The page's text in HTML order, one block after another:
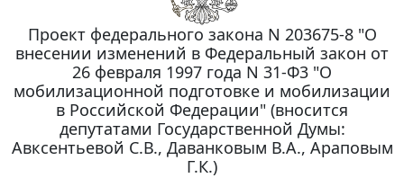
Проект федерального закона N 203675-8 "О
внесении изменений в Федеральный закон от
26 февраля 1997 года N 31-Ф3 "О
мобилизационной подготовке и мобилизации
в Российской Федерации" (вносится
депутатами Государственной Думы:
Авксентьевой С.В., Даванковым В.А., Араповым
Г.К.)